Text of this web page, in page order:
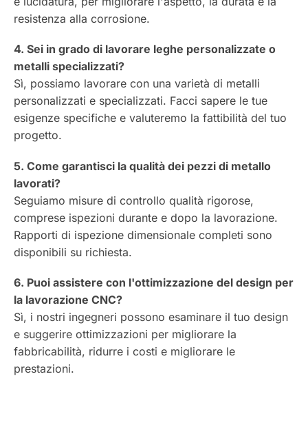
resistenza alla corrosione.
4. Sei in grado di lavorare leghe personalizzate o
metalli specializzati?
Sì, possiamo lavorare con una varietà di metalli
personalizzati e specializzati. Facci sapere le tue
esigenze specifiche e valuteremo la fattibilità del tuo
progetto.
5. Come garantisci la qualità dei pezzi di metallo
lavorati?
Seguiamo misure di controllo qualità rigorose,
comprese ispezioni durante e dopo la lavorazione.
Rapporti di ispezione dimensionale completi sono
disponibili su richiesta.
6. Puoi assistere con l'ottimizzazione del design per
la lavorazione CNC?
Sì, i nostri ingegneri possono esaminare il tuo design
e suggerire ottimizzazioni per migliorare la
fabbricabilità, ridurre i costi e migliorare le
prestazioni.